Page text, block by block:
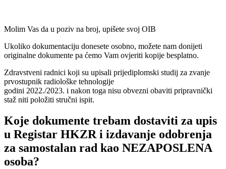
Molim Vas da u poziv na broj, upišete svoj OIB
Ukoliko dokumentaciju donesete osobno, možete nam donijeti
originalne dokumente pa ćemo Vam ovjeriti kopije besplatno.
Zdravstveni radnici koji su upisali prijediplomski studij za zvanje
prvostupnik radiološke tehnologije
godini 2022./2023. i nakon toga nisu obvezni obaviti pripravnički
staž niti položiti stručni ispit.
Koje dokumente trebam dostaviti za upis
u Registar HKZR i izdavanje odobrenja
za samostalan rad kao NEZAPOSLENA
osoba?